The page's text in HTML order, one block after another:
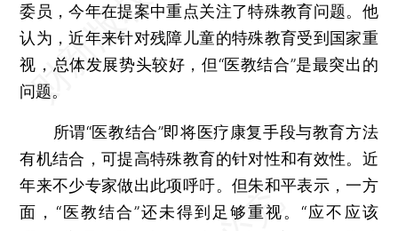
委员，今年在提案中重点关注了特殊教育问题。他
认为，近年来针对残障儿童的特殊教育受到国家重
视，总体发展势头较好，但“医教结合”是最突出的
问题。
所谓“医教结合”即将医疗康复手段与教育方法
有机结合，可提高特殊教育的针对性和有效性。近
年来不少专家做出此项呼吁。但朱和平表示，一方
面，“医教结合”还未得到足够重视。“应不应该